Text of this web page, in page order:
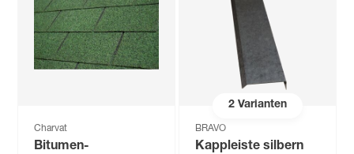
Charvat
Bitumen-
2Varianten
BRAVO
Kappleiste silbern